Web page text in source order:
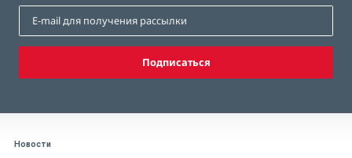
Подписаться
Новости